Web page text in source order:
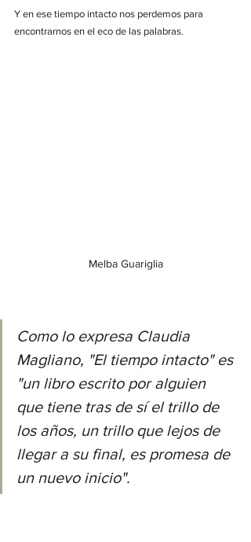
Y en ese tiempo intacto nos perdemos para
encontrarnos en el eco de las palabras.
Melba Guariglia
Como lo expresa Claudia
Magliano, "El tiempo intacto" es
"un libro escrito por alguien
que tiene tras de sí el trillo de
los años, un trillo que lejos de
llegar a su final, es promesa de
un nuevo inicio".